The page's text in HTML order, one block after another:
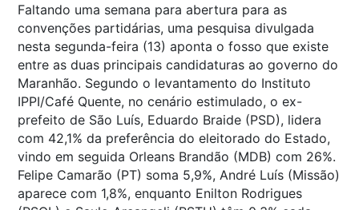
Faltando uma semana para abertura para as
convenções partidárias, uma pesquisa divulgada
nesta segunda-feira (13) aponta o fosso que existe
entre as duas principais candidaturas ao governo do
Maranhão. Segundo o levantamento do Instituto
IPPI/Café Quente, no cenário estimulado, o ex-
prefeito de São Luís, Eduardo Braide (PSD), lidera
com 42,1% da preferência do eleitorado do Estado,
vindo em seguida Orleans Brandão (MDB) com 26%.
Felipe Camarão (PT) soma 5,9%, André Luís (Missão)
aparece com 1,8%, enquanto Enilton Rodrigues